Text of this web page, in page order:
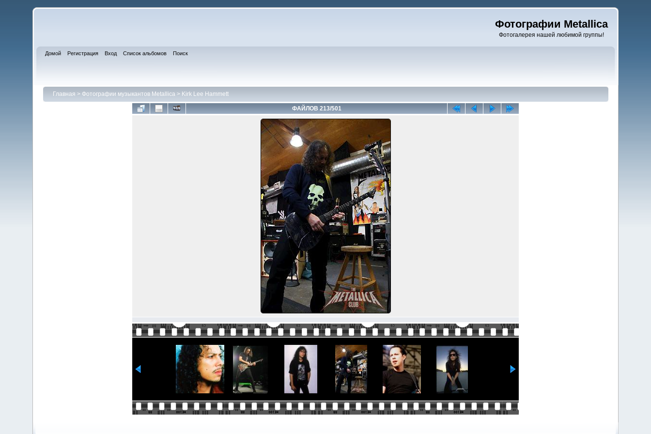
Фотографии Metallica
Фотогалерея нашей любимой группы!
Домой Регистрация Вход Список альбомов Поиск
Главная > Фотографии музыкантов Metallica> Kirk Lee Hammett
ФАЙЛОВ 213/501